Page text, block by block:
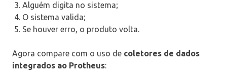
Alguém digita no sistema;
O sistema valida;
Se houver erro, o produto volta.
Agora compare com o uso de coletores de dados
integrados ao Protheus: